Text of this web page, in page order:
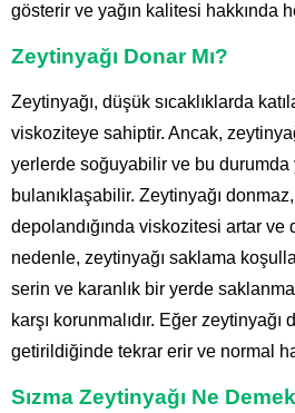
gösterir ve yağın kalitesi hakkında
Zeytinyağı Donar Mı?
Zeytinyağı, düşük sıcaklıklarda
viskoziteye sahiptir. Ancak,
yerlerde soğuyabilir ve bu
bulanıklaşabilir. Zeytinyağı
depolandığında viskozitesi artar ve
nedenle, zeytinyağı saklama
serin ve karanlık bir yerde
karşı korunmalıdır. Eğer zeytinyağı
getirildiğinde tekrar erir ve normal
Sızma Zeytinyağı Ne